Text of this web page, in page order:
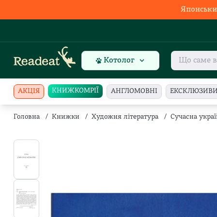
Котолог
АКЦІЯ КНИЖКОМРІЇ АНГЛОМОВНІ
Головна / Книжки / Художня література / Сучасна